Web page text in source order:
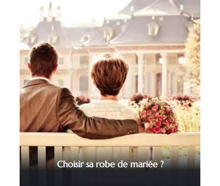
Choisir sa robe de mariée ?